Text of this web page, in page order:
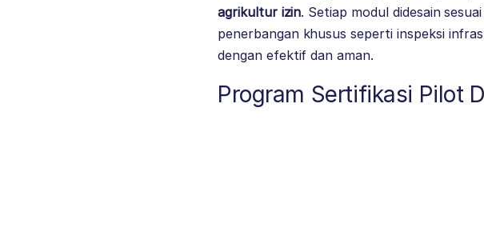
agrikultur izin. Setiap modul didesain
penerbangan khusus seperti inspeksi
dengan efektif dan aman.
Program Sertifikasi Pilot